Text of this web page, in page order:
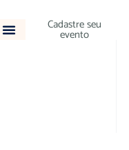
Cadastre seu
evento